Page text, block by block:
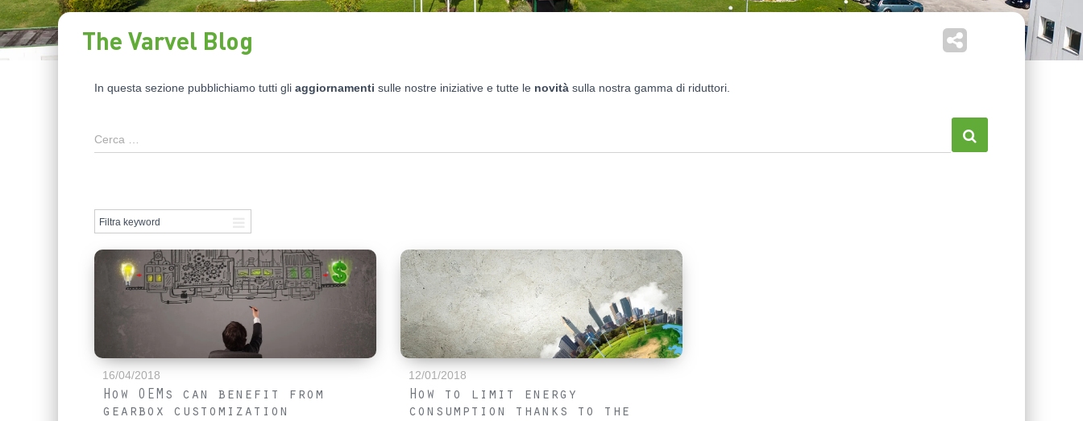
The Varvel Blog
In questa sezione pubblichiamo tutti gli aggiornamenti sulle nostre iniziative e tutte le novità sulla nostra gamma di riduttori.
Cerca …
16/04/2018
How OEMs can benefit from
gearbox customization
12/01/2018
How to limit energy
consumption thanks to the